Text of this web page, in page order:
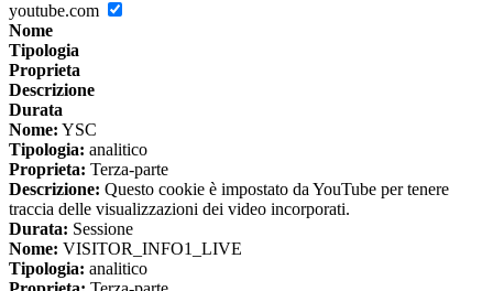
youtube.com
Nome
Tipologia
Proprieta
Descrizione
Durata
Nome: YSC
Tipologia: analitico
Proprieta: Terza-parte
Descrizione: Questo cookie è impostato da YouTube per tenere
traccia delle visualizzazioni dei video incorporati.
Durata: Sessione
Nome: VISITOR_INFO1_LIVE
Tipologia: analitico